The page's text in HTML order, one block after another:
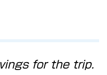
for the trip.